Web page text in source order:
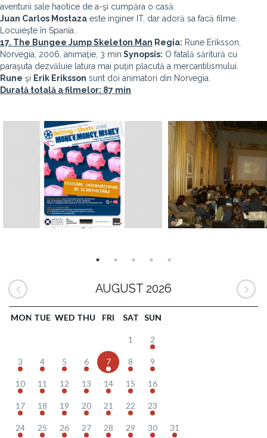
aventurii sale haotice de a-şi cumpăra o casă.
Juan Carlos Mostaza este inginer IT, dar adoră sa facă filme.
Locuieşte în Spania..
17. The Bungee Jump Skeleton Man Regia: Rune Eriksson,
Norvegia, 2006, animaţie, 3 min Synopsis: O fatală săritură cu
paraşuta dezvăluie latura mai puţin placută a mercantilismului.
Rune şi Erik Eriksson sunt doi animatori din Norvegia.
Durată totală a filmelor: 87 min
AUGUST 2026
MON TUE WED THU FRI SAT SUN
1 2
3 4 5 6 7 8 9
10 11 12 13 14 15 16
17 18 19 20 21 22 23
24 25 26 27 28 29 30 31